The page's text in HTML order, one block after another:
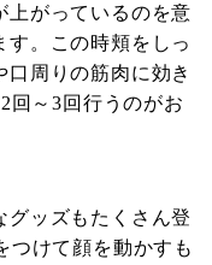
上がっているのを意
。この時頬をしっ
周りの筋肉に効き
回～3回行うのがお
グッズもたくさん登
つけて顔を動かすも